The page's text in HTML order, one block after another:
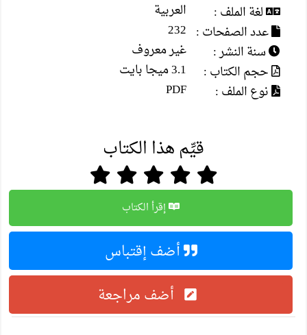
لغة الملف :
العربية
عدد الصفحات : 232
سنة النشر :
غير معروف
حجم الكتاب :
3.1 ميجا بايت
نوع الملف :
PDF
قيِّم هذا الكتاب
إقرأ الكتاب
أضف إقتباس
أضف مراجعة